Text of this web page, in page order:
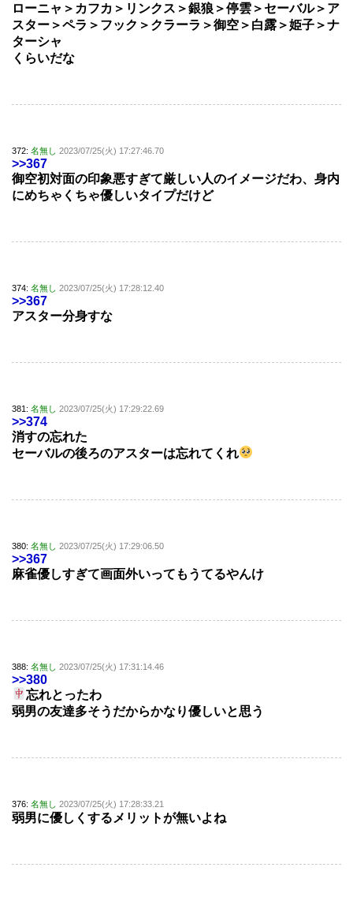
ローニャ＞カフカ＞リンクス＞銀狼＞停雲＞セーバル＞ア
スター＞ペラ＞フック＞クラーラ＞御空＞白露＞姫子＞ナ
ターシャ
くらいだな
372: 名無し 2023/07/25(火) 17:27:46.70
>>367
御空初対面の印象悪すぎて厳しい人のイメージだわ、身内
にめちゃくちゃ優しいタイプだけど
374: 名無し 2023/07/25(火) 17:28:12.40
>>367
アスター分身すな
381: 名無し 2023/07/25(火) 17:29:22.69
>>374
消すの忘れた
セーバルの後ろのアスターは忘れてくれ
380: 名無し 2023/07/25(火) 17:29:06.50
>>367
麻雀優しすぎて画面外いってもうてるやんけ
388: 名無し 2023/07/25(火) 17:31:14.46
>>380
忘れとったわ
弱男の友達多そうだからかなり優しいと思う
376: 名無し 2023/07/25(火) 17:28:33.21
弱男に優しくするメリットが無いよね